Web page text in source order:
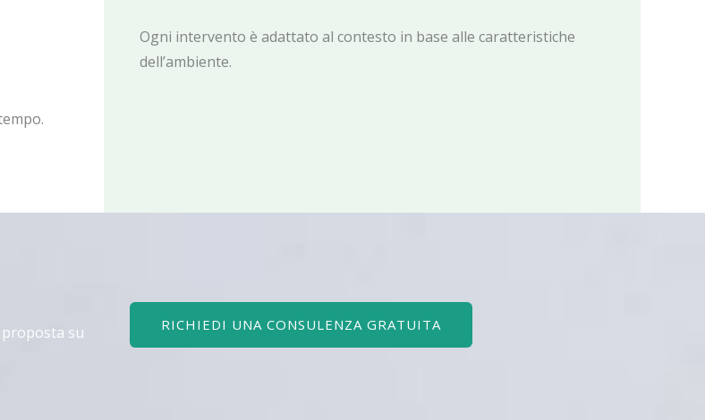
Ogni intervento è adattato al contesto in base alle caratteristiche
dell’ambiente.
su
RICHIEDI UNA CONSULENZA GRATUITA